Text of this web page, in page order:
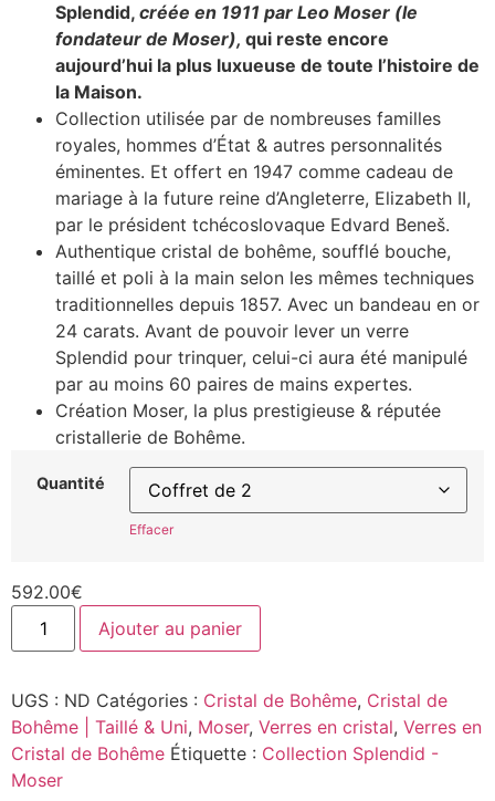
Splendid, créée en 1911 par Leo Moser (le
fondateur de Moser), qui reste encore
aujourd’hui la plus luxueuse de toute l’histoire de
la Maison.
Collection utilisée par de nombreuses familles
royales, hommes d’État & autres personnalités
éminentes. Et offert en 1947 comme cadeau de
mariage à la future reine d’Angleterre, Elizabeth II,
par le président tchécoslovaque Edvard Beneš.
Authentique cristal de bohême, soufflé bouche,
taillé et poli à la main selon les mêmes techniques
traditionnelles depuis 1857. Avec un bandeau en or
24 carats. Avant de pouvoir lever un verre
Splendid pour trinquer, celui-ci aura été manipulé
par au moins 60 paires de mains expertes.
Création Moser, la plus prestigieuse & réputée
cristallerie de Bohême.
Quantité
Effacer
592.00€
Ajouter au panier
UGS : ND Catégories : Cristal de Bohême, Cristal de
Bohême | Taillé & Uni, Moser, Verres en cristal, Verres en
Cristal de Bohême Étiquette : Collection Splendid -
Moser